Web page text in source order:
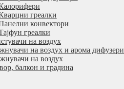
греалки
конвектори
греалки
на воздух
на воздух и арома дифузери
на воздух
балкон и градина